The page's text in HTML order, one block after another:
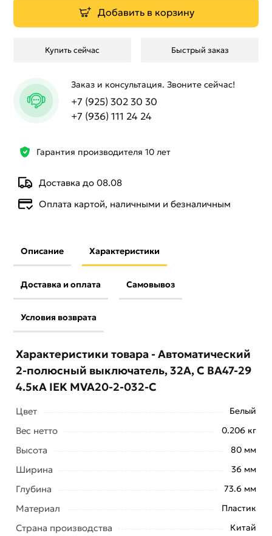
Гарантия производителя 10 лет
Доставка до 08.08
Оплата картой, наличными и безналичным
Добавить в корзину
Купить сейчас Быстрый заказ
Заказ и консультация. Звоните сейчас!
+7 (925) 302 30 30
+7 (936) 111 24 24
Описание Характеристики
Доставка и оплата Самовывоз
Условия возврата
Условия доставки и цены на товар Автоматический 2-
MVA20-2-032-C из категории
автоматические выключатели
действительны в
Наши профессиональные менеджеры обработают
Характеристики товара - Автоматический
2-полюсный выключатель, 32А, С ВА47-29
4.5кА IEK MVA20-2-032-C
Цвет Белый
Вес нетто 0.206 кг
Высота 80 мм
Ширина 36 мм
Глубина 73.6 мм
Материал Пластик
Страна производства Китай